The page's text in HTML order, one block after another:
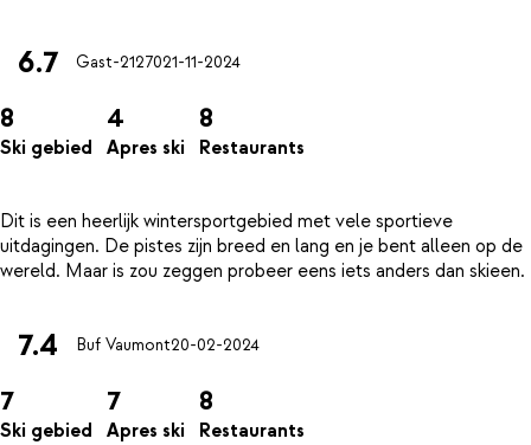
6.7 Gast-2127021-11-2024
8
Ski gebied
4
Apres ski
8
Restaurants
Dit is een heerlijk wintersportgebied met vele sportieve
uitdagingen. De pistes zijn breed en lang en je bent alleen op de
7.4 Buf Vaumont20-02-2024
7
Ski gebied
7
Apres ski
8
Restaurants